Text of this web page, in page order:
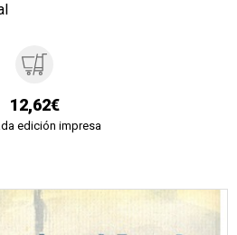
12,62€
edición impresa